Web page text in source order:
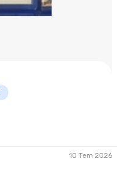
10 Tem 2026